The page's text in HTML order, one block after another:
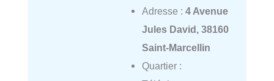
Adresse : 4 Avenue
Jules David, 38160
Saint-Marcellin
Quartier :